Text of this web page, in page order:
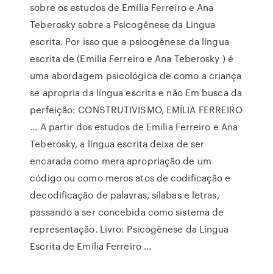
sobre os estudos de Emília Ferreiro e Ana
Teberosky sobre a Psicogênese da Lingua
escrita. Por isso que a psicogênese da língua
escrita de (Emilia Ferreiro e Ana Teberosky ) é
uma abordagem psicológica de como a criança
se apropria da língua escrita e não Em busca da
perfeição: CONSTRUTIVISMO, EMÍLIA FERREIRO
... A partir dos estudos de Emilia Ferreiro e Ana
Teberosky, a língua escrita deixa de ser
encarada como mera apropriação de um
código ou como meros atos de codificação e
decodificação de palavras, sílabas e letras,
passando a ser concebida como sistema de
representação. Livro: Psicogênese da Língua
Escrita de Emilia Ferreiro ...